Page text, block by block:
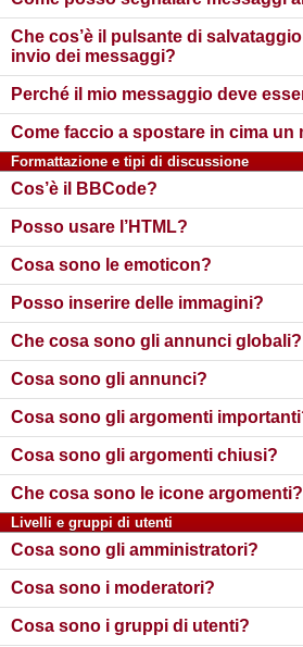
Che cos’è il pulsante di
invio dei messaggi?
Perché il mio messaggio deve
Come faccio a spostare in cima un
Formattazione e tipi di discussione
Cos’è il BBCode?
Posso usare l’HTML?
Cosa sono le emoticon?
Posso inserire delle immagini?
Che cosa sono gli annunci globali?
Cosa sono gli annunci?
Cosa sono gli argomenti
Cosa sono gli argomenti chiusi?
Che cosa sono le icone argomenti?
Livelli e gruppi di utenti
Cosa sono gli amministratori?
Cosa sono i moderatori?
Cosa sono i gruppi di utenti?